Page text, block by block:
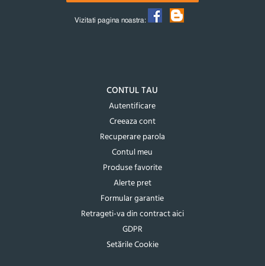
Vizitati pagina noastra:
CONTUL TAU
Autentificare
Creeaza cont
Recuperare parola
Contul meu
Produse favorite
Alerte pret
Formular garantie
Retrageti-va din contract aici
GDPR
Setările Cookie